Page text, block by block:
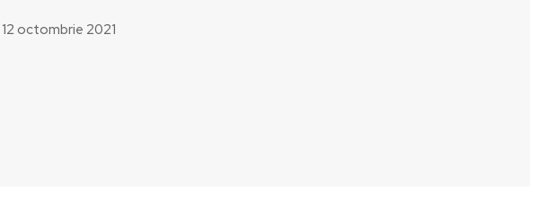
12 octombrie 2021